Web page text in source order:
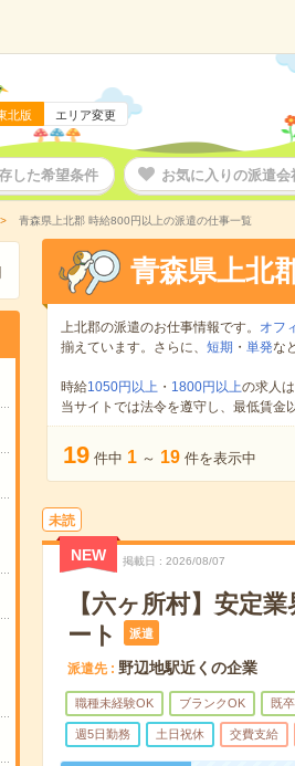
北版 エリア変更
した希望条件 お気に入りの派遣会
青森県上北郡 時給800円以上の派遣の仕事一覧
青森県上北
上北郡の派遣のお仕事情報です。 オフ
揃えています。さらに、 短期 ・ 単発な
時給1050円以上・ 1800円以上の求人
当サイトでは法令を遵守し、最低賃金
19 件中 1 ～ 19 件を表示中
未読
NEW 掲載日 2026/08/07
【六ヶ所村】安定
ート
派遣
派遣先 野辺地駅近くの企業
職種未経験OK ブランクOK 既
週5日勤務 土日祝休 交費支給